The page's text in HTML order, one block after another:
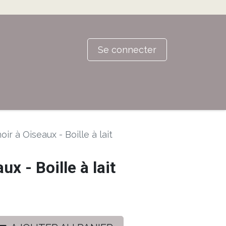
Se connecter
à Oiseaux - Boille à lait
- Boille à lait